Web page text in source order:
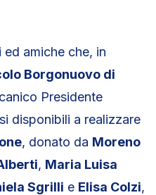
amiche che, in
Borgonuovo di
Presidente
disponibili a realizzare
, donato da Moreno
, Maria Luisa
Sgrilli e Elisa Colzi,